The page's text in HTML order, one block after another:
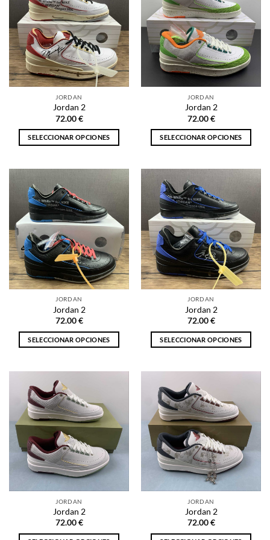
JORDAN
Jordan 2
72.00€
SELECCIONAR OPCIONES
múltiples
variantes.
Las
opciones
se
pueden
elegir
en
la
página
de
JORDAN
Jordan 2
72.00€
SELECCIONAR OPCIONES
múltiples
variantes.
Las
opciones
se
pueden
elegir
en
la
página
de
JORDAN
Jordan 2
72.00€
SELECCIONAR OPCIONES
múltiples
variantes.
Las
opciones
se
pueden
elegir
en
la
página
de
JORDAN
Jordan 2
72.00€
SELECCIONAR OPCIONES
múltiples
variantes.
Las
opciones
se
pueden
elegir
en
la
página
de
JORDAN
Jordan 2
72.00€
JORDAN
Jordan 2
72.00€